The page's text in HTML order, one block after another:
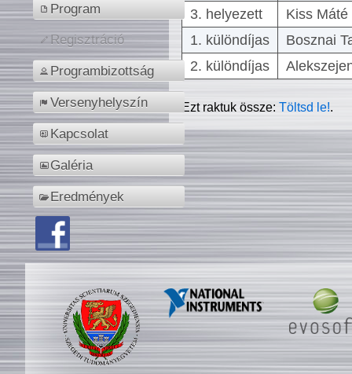
Program
Regisztráció
Programbizottság
Versenyhelyszín
Kapcsolat
Galéria
Eredmények
3. helyezett
Kiss
1. különdíjas
Bosznai
2. különdíjas
Ezt raktuk össze:Töltsd le!.